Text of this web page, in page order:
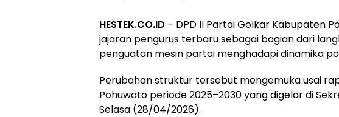
HESTEK.CO.ID – DPD II Partai Golkar Kabupaten
jajaran pengurus terbaru sebagai bagian dari
penguatan mesin partai menghadapi dinamika
Perubahan struktur tersebut mengemuka usai
Pohuwato periode 2025–2030 yang digelar di
Selasa (28/04/2026).